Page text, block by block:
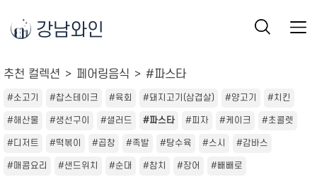
강남와인
추천 컬렉션 페어링음식 #파스타
#소고기 #찹스테이크 #육회 #돼지고기(삼겹살) #양고기 #치킨
#해산물 #생선구이 #샐러드 #파스타 #피자 #케이크 #초콜렛
#디저트 #떡볶이 #곱창 #족발 #탕수육 #스시 #감바스
#매콤요리 #샌드위치 #순대 #참치 #장어 #빼빼로